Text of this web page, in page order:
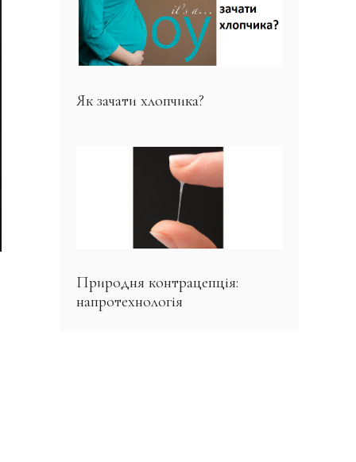
Як зачати хлопчика?
Природня контрацепція:
напротехнологія